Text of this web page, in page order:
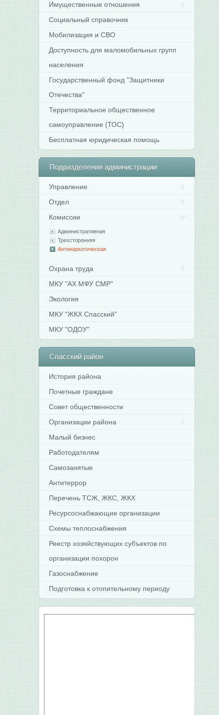
Имущественные отношения
Социальный справочник
Мобилизация и СВО
Доступность для маломобильных групп
населения
Государственный фонд "Защитники
Отечества"
Территориальное общественное
самоуправление (ТОС)
Бесплатная юридическая помощь
Подразделения администрации
Управление
Отдел
Комиссии
Административная
Трехсторонняя
Антинаркотическая
Охрана труда
МКУ "АХ МФУ СМР"
Экология
МКУ "ЖКХ Спасский"
МКУ "ОДОУ"
Спасскийрайон
История района
Почетные граждане
Совет общественности
Организации района
Малый бизнес
Работодателям
Самозанятые
Антитеррор
Перечень ТСЖ, ЖКС, ЖКХ
Ресурсоснабжающие организации
Схемы теплоснабжения
Реестр хозяйствующих субъектов по
организации похорон
Газоснабжение
Подготовка к отопительному периоду